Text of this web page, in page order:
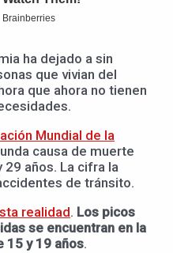
ha dejado a sin
que vivian del
que ahora no tienen
Mundial de la
causa de muerte
años. La cifra la
de tránsito.
realidad. Los picos
se encuentran en la
15 y 19 años.